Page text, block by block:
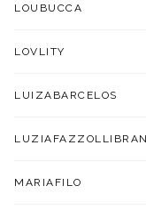
LOUBUCCA
LOVLITY
LUIZABARCELOS
MARIAFILO